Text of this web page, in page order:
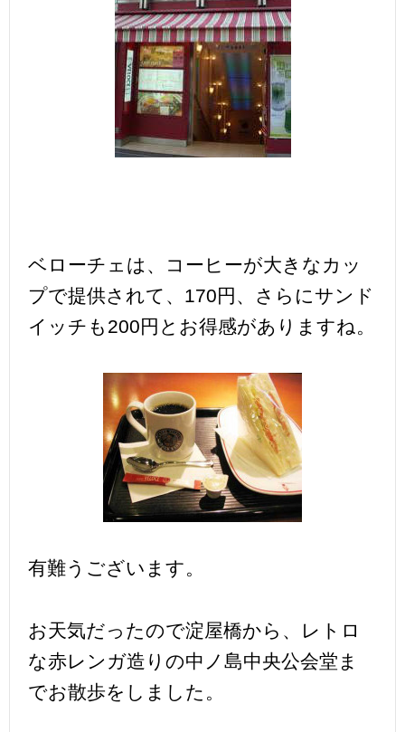
ベローチェは、コーヒーが大きなカッ
プで提供されて、170円、さらにサンド
イッチも200円とお得感がありますね。
有難うございます。
お天気だったので淀屋橋から、レトロ
な赤レンガ造りの中ノ島中央公会堂ま
でお散歩をしました。